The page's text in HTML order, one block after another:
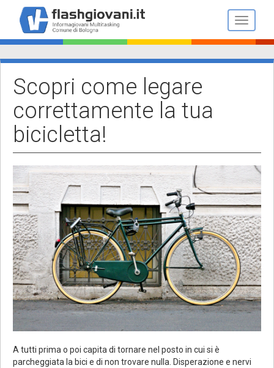
contenuto
principale
Toggle
Scopri come legare
correttamente la tua
bicicletta!
A tutti prima o poi capita di tornare nel posto in cui si è
parcheggiata la bici e di non trovare nulla. Disperazione e nervi